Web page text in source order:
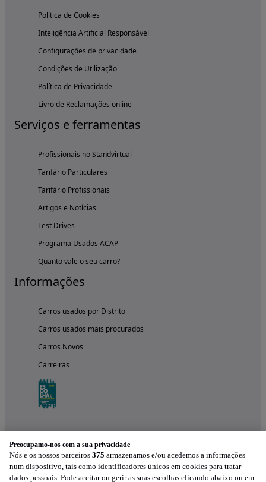
Política de Cookies
Inteligência Artificial Responsável
Configurações de privacidade
Condições de Utilização
Política de Privacidade
Livro de Reclamações online
Serviços e ferramentas
Profissionais no Standvirtual
Tarifário Particulares
Tarifário Profissionais
Artigos e Notícias
Test Drives
Programa Usados ACAP
Quanto vale o seu carro?
Informações
Carros usados por Distrito
Carros usados mais procurados
Carros Novos
Carreiras
Preocupamo-nos com a sua privacidade
Nós e os nossos parceiros 375 armazenamos e/ou acedemos a informações
num dispositivo, tais como identificadores únicos em cookies para tratar
dados pessoais. Pode aceitar ou gerir as suas escolhas clicando abaixo ou em